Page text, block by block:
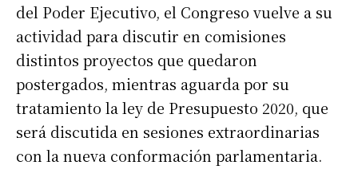
del Poder Ejecutivo, el Congreso vuelve a su
actividad para discutir en comisiones
distintos proyectos que quedaron
postergados, mientras aguarda por su
tratamiento la ley de Presupuesto 2020, que
será discutida en sesiones extraordinarias
con la nueva conformación parlamentaria.